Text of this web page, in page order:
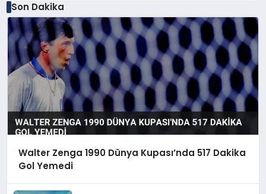
Son Dakika
Walter Zenga 1990 Dünya Kupası’nda 517 Dakika
Gol Yemedi